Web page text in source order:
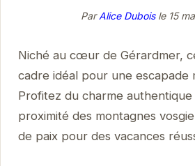
ParAlice Duboisle 15
Niché au cœur de Gérardmer,
cadre idéal pour une escapade
Profitez du charme
proximité des montagnes
de paix pour des vacances